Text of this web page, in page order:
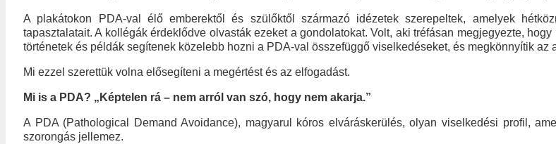
A plakátokon PDA-val élő emberektől és szülőktől származó idézetek szerepeltek, amelyek
tapasztalatait. A kollégák érdeklődve olvasták ezeket a gondolatokat. Volt, aki tréfásan megjegyezte,
történetek és példák segítenek közelebb hozni a PDA-val összefüggő viselkedéseket, és megkönnyítik az
Mi ezzel szerettük volna elősegíteni a megértést és az elfogadást.
Mi is a PDA? „Képtelen rá – nem arról van szó, hogy nem akarja.”
A PDA (Pathological Demand Avoidance), magyarul kóros elváráskerülés, olyan viselkedési profil,
szorongás jellemez.